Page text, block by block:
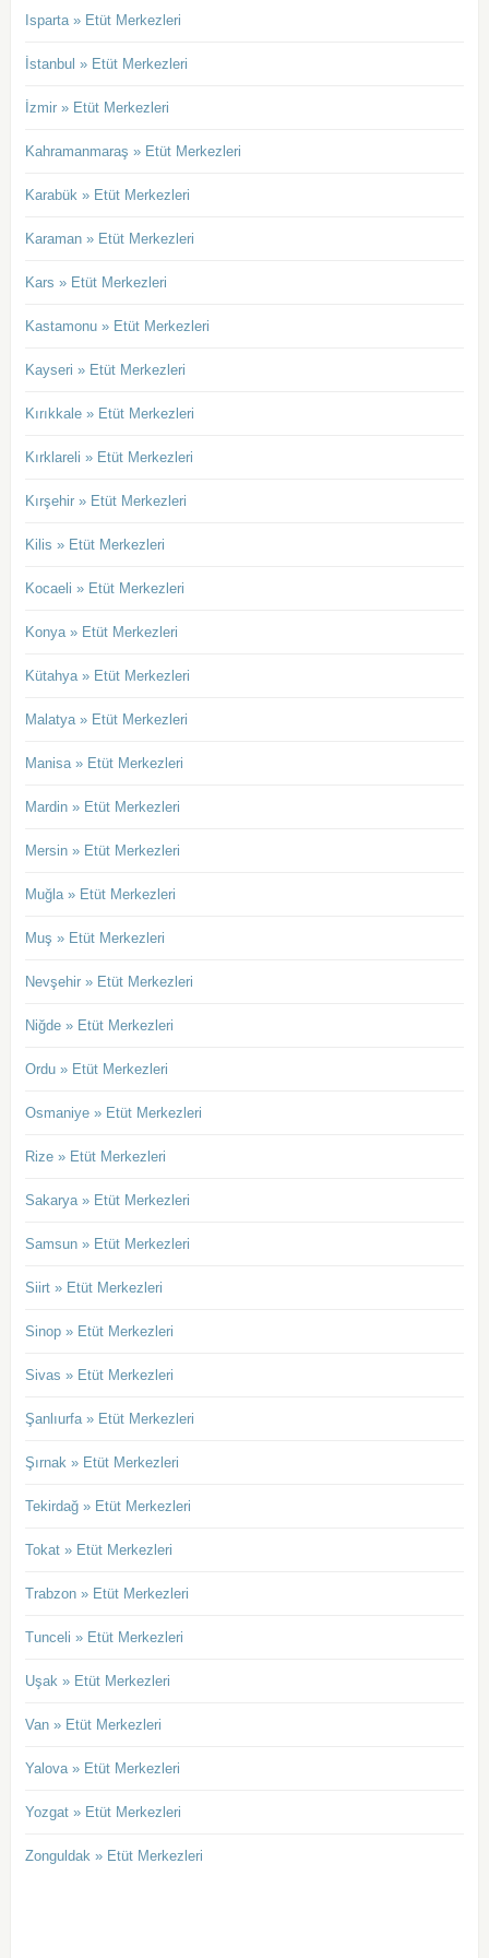
Isparta » Etüt Merkezleri
İstanbul » Etüt Merkezleri
İzmir » Etüt Merkezleri
Kahramanmaraş » Etüt Merkezleri
Karabük » Etüt Merkezleri
Karaman » Etüt Merkezleri
Kars » Etüt Merkezleri
Kastamonu » Etüt Merkezleri
Kayseri » Etüt Merkezleri
Kırıkkale » Etüt Merkezleri
Kırklareli » Etüt Merkezleri
Kırşehir » Etüt Merkezleri
Kilis » Etüt Merkezleri
Kocaeli » Etüt Merkezleri
Konya » Etüt Merkezleri
Kütahya » Etüt Merkezleri
Malatya » Etüt Merkezleri
Manisa » Etüt Merkezleri
Mardin » Etüt Merkezleri
Mersin » Etüt Merkezleri
Muğla » Etüt Merkezleri
Muş » Etüt Merkezleri
Nevşehir » Etüt Merkezleri
Niğde » Etüt Merkezleri
Ordu » Etüt Merkezleri
Osmaniye » Etüt Merkezleri
Rize » Etüt Merkezleri
Sakarya » Etüt Merkezleri
Samsun » Etüt Merkezleri
Siirt » Etüt Merkezleri
Sinop » Etüt Merkezleri
Sivas » Etüt Merkezleri
Şanlıurfa » Etüt Merkezleri
Şırnak » Etüt Merkezleri
Tekirdağ » Etüt Merkezleri
Tokat » Etüt Merkezleri
Trabzon » Etüt Merkezleri
Tunceli » Etüt Merkezleri
Uşak » Etüt Merkezleri
Van » Etüt Merkezleri
Yalova » Etüt Merkezleri
Yozgat » Etüt Merkezleri
Zonguldak » Etüt Merkezleri